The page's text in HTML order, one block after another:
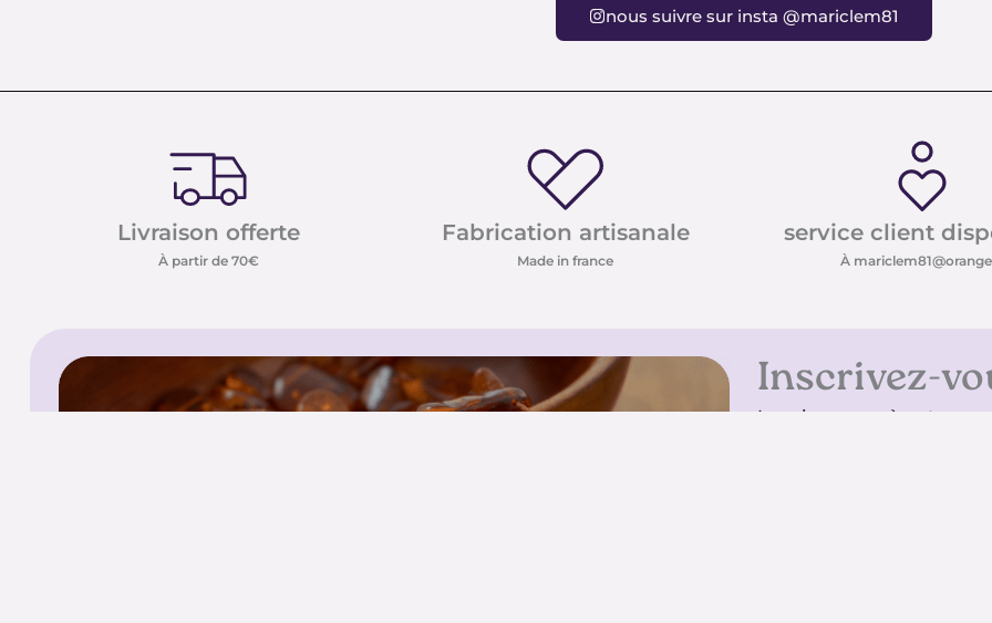
nous suivre sur insta @mariclem81
Livraison offerte
À partir de 70€
Fabrication artisanale
Made in france
service client
À
Inscrivez-
Inscrivez-vous à notre